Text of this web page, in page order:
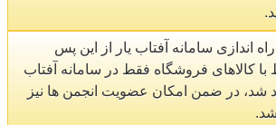
راه اندازی سامانه آفتاب یار از این پس
کالاهای فروشگاه فقط در سامانه آفتاب
شد، در ضمن امکان عضویت انجمن ها نیز
شد.